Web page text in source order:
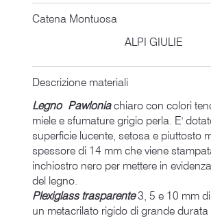
Catena Montuosa
ALPI GIULIE
Descrizione materiali
Legno Pawloniachiaro con colori
miele e sfumature grigio perla. E'
superficie lucente, setosa e piuttosto
spessore di 14 mm che viene
inchiostro nero per mettere in
del legno.
Plexiglass trasparente3, 5 e 10 mm
un metacrilato rigido di grande durata